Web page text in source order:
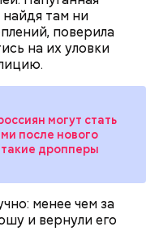
там ни
поверила
на их уловки
могут стать
после нового
такие дропперы
менее чем за
и вернули его
сестре
судье детали
because the server or
is not supported.